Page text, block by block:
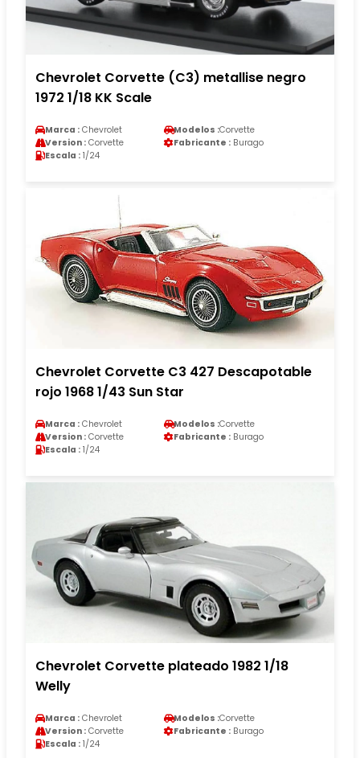
Chevrolet Corvette (C3) metallise negro
1972 1/18 KK Scale
Marca : Chevrolet Modelos :Corvette
Version : Corvette Fabricante : Burago
Escala : 1/24
Chevrolet Corvette C3 427 Descapotable
rojo 1968 1/43 Sun Star
Marca : Chevrolet Modelos :Corvette
Version : Corvette Fabricante : Burago
Escala : 1/24
Chevrolet Corvette plateado 1982 1/18
Welly
Marca : Chevrolet Modelos :Corvette
Version : Corvette Fabricante : Burago
Escala : 1/24